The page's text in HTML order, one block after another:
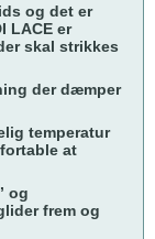
og det er
LACE er
skal strikkes
der dæmper
temperatur
at
og
frem og